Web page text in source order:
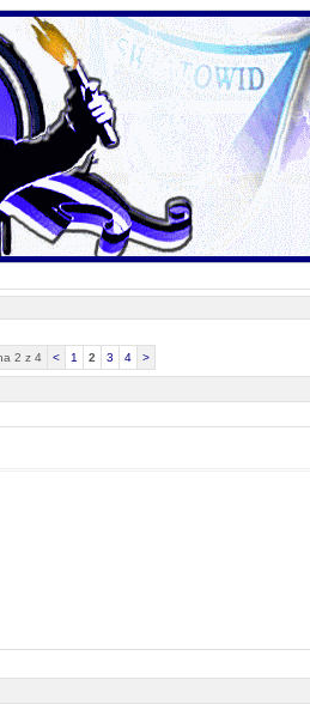
2 z 4 < 1 2 3 4 >